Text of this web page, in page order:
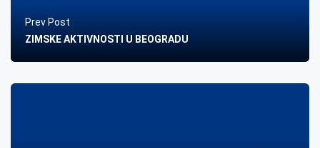
Prev Post
ZIMSKE AKTIVNOSTI U BEOGRADU